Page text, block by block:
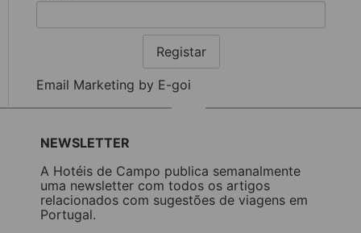
Registar
Email Marketing by E-goi
NEWSLETTER
A Hotéis de Campo publica semanalmente
uma newsletter com todos os artigos
relacionados com sugestões de viagens em
Portugal.